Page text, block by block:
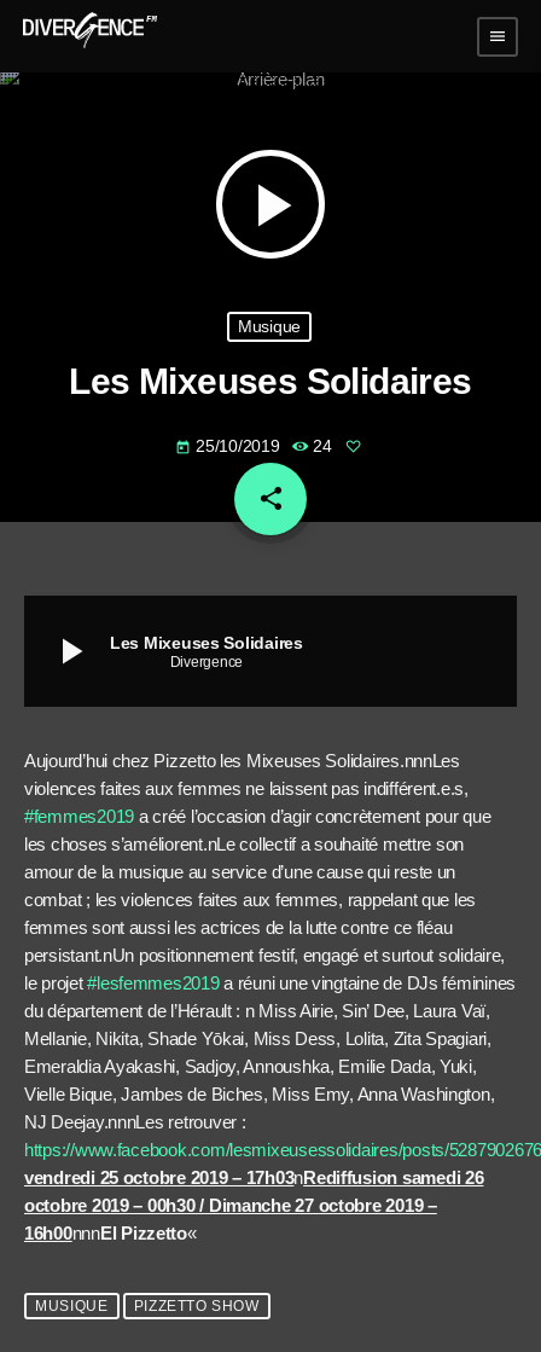
menu
play_arrow
Musique
Les Mixeuses Solidaires
today 25/10/2019 24
share
email
play_arrow Les Mixeuses Solidaires
Divergence
Aujourd’hui chez Pizzetto les Mixeuses Solidaires.nnnLes
violences faites aux femmes ne laissent pas indifférent.e.s,
#femmes2019 a créé l’occasion d’agir concrètement pour que
les choses s’améliorent.nLe collectif a souhaité mettre son
amour de la musique au service d’une cause qui reste un
combat ; les violences faites aux femmes, rappelant que les
femmes sont aussi les actrices de la lutte contre ce fléau
persistant.nUn positionnement festif, engagé et surtout solidaire,
le projet#lesfemmes2019a réuni une vingtaine de DJs féminines
du département de l’Hérault : n Miss Airie, Sin’ Dee, Laura Vaï,
Mellanie, Nikita, Shade Yōkai, Miss Dess, Lolita, Zita Spagiari,
Emeraldia Ayakashi, Sadjoy, Annoushka, Emilie Dada, Yuki,
Vielle Bique, Jambes de Biches, Miss Emy, Anna Washington,
NJ Deejay.nnnLes retrouver :
https://www.facebook.com/lesmixeusessolidaires/posts/
vendredi 25 octobre 2019 – 17h03nRediffusion samedi 26
octobre 2019 – 00h30 / Dimanche 27 octobre 2019 –
16h00nnnEl Pizzetto«
MUSIQUE PIZZETTO SHOW